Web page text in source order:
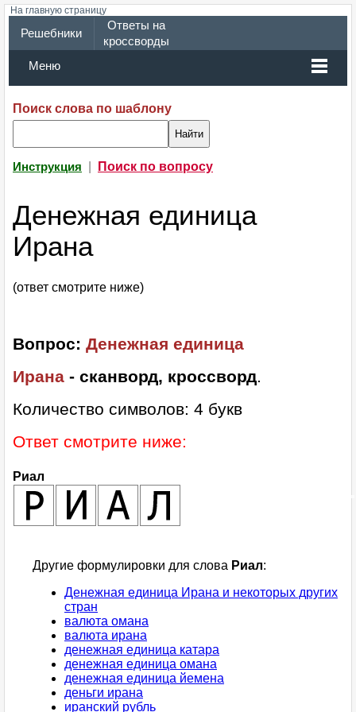
На главную страницу
Решебники
Ответы на
кроссворды
Меню
Поиск слова по шаблону
Инструкция Поиск по вопросу
Денежная единица
Ирана
(ответ смотрите ниже)
Вопрос: Денежная единица
Ирана - сканворд, кроссворд.
Количество символов: 4 букв
Ответ смотрите ниже:
Риал
Другие формулировки для слова Риал:
Денежная единица Ирана и некоторых других
стран
валюта омана
валюта ирана
денежная единица катара
денежная единица омана
денежная единица йемена
деньги ирана
иранский рубль